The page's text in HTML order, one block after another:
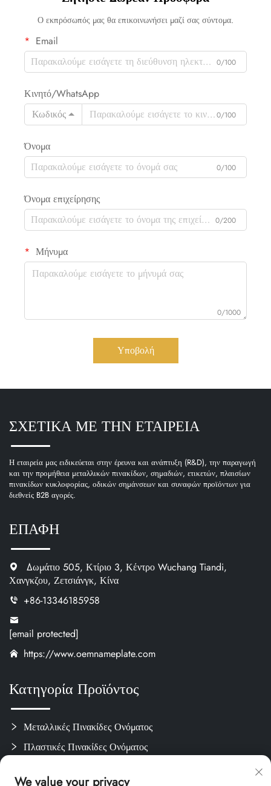
Ο εκπρόσωπός μας θα επικοινωνήσει μαζί σας σύντομα.
Email
0/100
Κινητό/WhatsApp
Κωδικός
0/100
Όνομα
0/100
Όνομα επιχείρησης
0/200
Μήνυμα
0/1000
Υποβολή
ΣΧΕΤΙΚΑ ΜΕ ΤΗΝ ΕΤΑΙΡΕΙΑ
Η εταιρεία μας ειδικεύεται στην έρευνα και ανάπτυξη (R&D), την παραγωγή
και την προμήθεια μεταλλικών πινακίδων, σημαδιών, ετικετών, πλαισίων
πινακίδων κυκλοφορίας, οδικών σημάνσεων και συναφών προϊόντων για
διεθνείς B2B αγορές.
ΕΠΑΦΗ
Δωμάτιο 505, Κτίριο 3, Κέντρο Wuchang Tiandi,
Χανγκζου, Ζετσιάνγκ, Κίνα
+86-13346185958
[email protected]
https://www.oemnameplate.com
Κατηγορία Προϊόντος
Μεταλλικές Πινακίδες Ονόματος
Πλαστικές Πινακίδες Ονόματος
We value your privacy